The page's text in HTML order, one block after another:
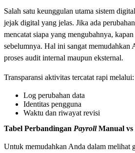
Salah satu keunggulan utama sistem
jejak digital yang jelas. Jika ada
mencatat siapa yang mengubahnya,
sebelumnya. Hal ini sangat memudahkan
proses audit internal maupun eksternal.
Transparansi aktivitas tercatat rapi melalui:
Log perubahan data
Identitas pengguna
Waktu dan riwayat revisi
Tabel Perbandingan PayrollManual vs
Untuk memudahkan Anda dalam melihat